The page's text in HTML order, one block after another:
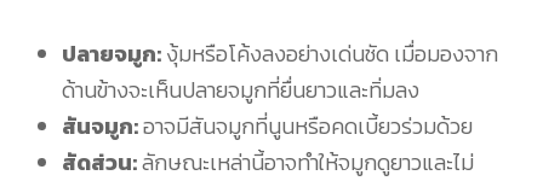
ปลายจมูก:งุ้มหรือโค้งลงอย่างเด่นชัด เมื่อมองจาก
ด้านข้างจะเห็นปลายจมูกที่ยื่นยาวและทิ่มลง
สันจมูก:อาจมีสันจมูกที่นูนหรือคดเบี้ยวร่วมด้วย
สัดส่วน:ลักษณะเหล่านี้อาจทำให้จมูกดูยาวและไม่